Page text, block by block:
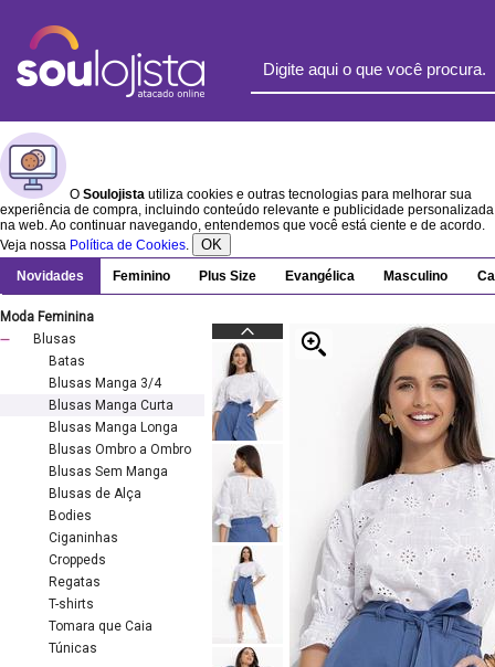
O Soulojista utiliza cookies e outras tecnologias para melhorar sua
experiência de compra, incluindo conteúdo relevante e publicidade personalizada
na web. Ao continuar navegando, entendemos que você está ciente e de acordo.
Veja nossa Política de Cookies. OK
Novidades Feminino Plus Size Evangélica Masculino
Moda Feminina
Blusas
Batas
Blusas Manga 3/4
Blusas Manga Curta
Blusas Manga Longa
Blusas Ombro a Ombro
Blusas Sem Manga
Blusas de Alça
Bodies
Ciganinhas
Croppeds
Regatas
T-shirts
Tomara que Caia
Túnicas